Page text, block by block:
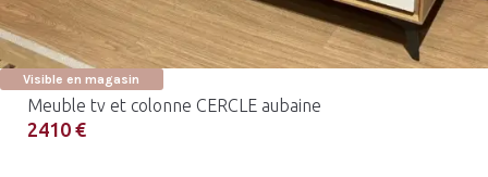
Visible en magasin
Meuble tv et colonne CERCLE aubaine
2410 €